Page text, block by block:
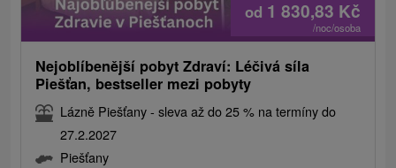
od 1 830,83 Kč
/noc/osoba
Nejoblíbenější pobyt Zdraví: Léčivá síla
Piešťan, bestseller mezi pobyty
Lázně Piešťany - sleva až do 25 % na termíny do
27.2.2027
Piešťany